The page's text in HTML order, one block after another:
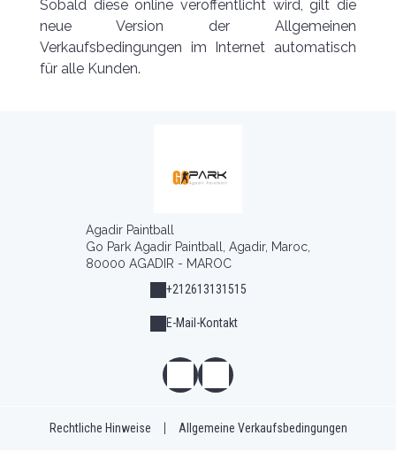
Sobald diese online veröffentlicht wird, gilt die
neue Version der Allgemeinen
Verkaufsbedingungen im Internet automatisch
für alle Kunden.
Agadir Paintball
Go Park Agadir Paintball, Agadir, Maroc,
80000 AGADIR - MAROC
+212613131515
E-Mail-Kontakt
Rechtliche Hinweise Allgemeine Verkaufsbedingungen